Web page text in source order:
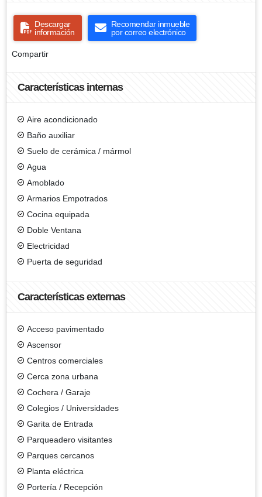
Descargar
información
Recomendar inmueble
por correo electrónico
Compartir
Características internas
Aire acondicionado
Baño auxiliar
Suelo de cerámica / mármol
Agua
Amoblado
Armarios Empotrados
Cocina equipada
Doble Ventana
Electricidad
Puerta de seguridad
Características externas
Acceso pavimentado
Ascensor
Centros comerciales
Cerca zona urbana
Cochera / Garaje
Colegios / Universidades
Garita de Entrada
Parqueadero visitantes
Parques cercanos
Planta eléctrica
Portería / Recepción